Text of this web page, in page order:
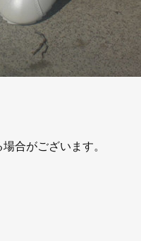
合がございます。